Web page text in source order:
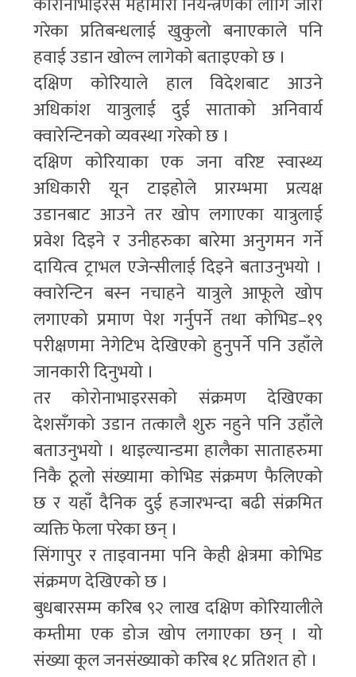
गरेका प्रतिबन्धलाई खुकुलो बनाएकाले पनि
हवाई उडान खोल्न लागेको बताइएको छ ।
दक्षिण कोरियाले हाल विदेशबाट आउने
अधिकांश यात्रुलाई दुई साताको अनिवार्य
क्वारेन्टिनको व्यवस्था गरेको छ ।
दक्षिण कोरियाका एक जना वरिष्ट स्वास्थ्य
अधिकारी यून टाइहोले प्रारम्भमा प्रत्यक्ष
उडानबाट आउने तर खोप लगाएका यात्रुलाई
प्रवेश दिइने र उनीहरुका बारेमा अनुगमन गर्ने
दायित्व ट्राभल एजेन्सीलाई दिइने बताउनुभयो ।
क्वारेन्टिन बस्न नचाहने यात्रुले आफूले खोप
लगाएको प्रमाण पेश गर्नुपर्ने तथा कोभिड–१९
परीक्षणमा नेगेटिभ देखिएको हुनुपर्ने पनि उहाँले
जानकारी दिनुभयो ।
तर कोरोनाभाइरसको संक्रमण देखिएका
देशसँगको उडान तत्कालै शुरु नहुने पनि उहाँले
बताउनुभयो । थाइल्यान्डमा हालैका साताहरुमा
निकै ठूलो संख्यामा कोभिड संक्रमण फैलिएको
छ र यहाँ दैनिक दुई हजारभन्दा बढी संक्रमित
व्यक्ति फेला परेका छन् ।
सिंगापुर र ताइवानमा पनि केही क्षेत्रमा कोभिड
संक्रमण देखिएको छ ।
बुधबारसम्म करिब ९२ लाख दक्षिण कोरियालीले
कम्तीमा एक डोज खोप लगाएका छन् । यो
संख्या कूल जनसंख्याको करिब १८ प्रतिशत हो ।